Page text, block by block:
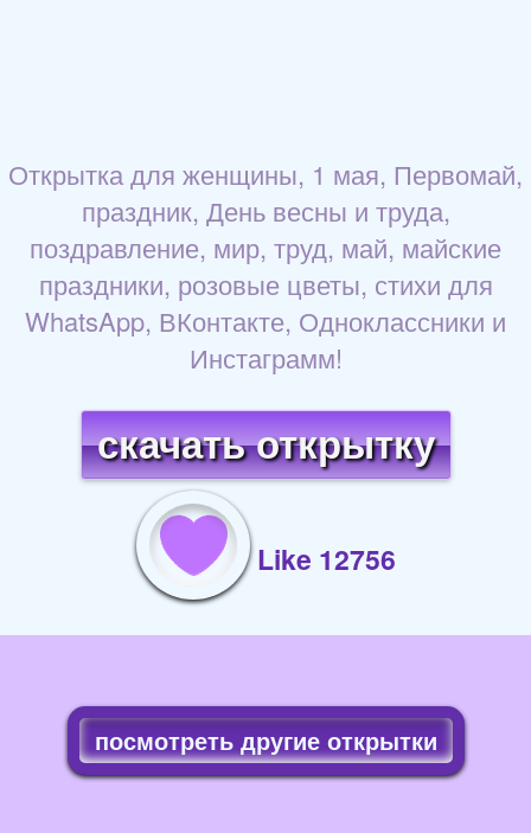
Открытка для женщины, 1 мая, Первомай,
праздник, День весны и труда,
поздравление, мир, труд, май, майские
праздники, розовые цветы, стихи для
WhatsApp, ВКонтакте, Одноклассники и
Инстаграмм!
скачать открытку
Like 12756
посмотреть другие открытки